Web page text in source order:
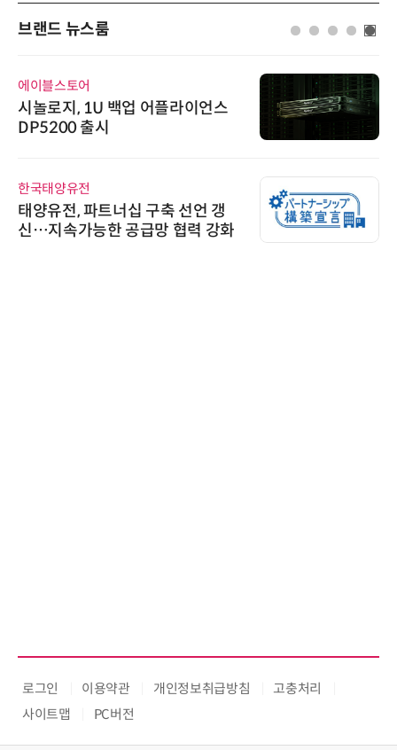
브랜드 뉴스룸
에이블스토어
시놀로지, 1U 백업 어플라이언스
DP5200 출시
한국태양유전
태양유전, 파트너십 구축 선언 갱
신…지속가능한 공급망 협력 강화
로그인 이용약관 개인정보취급방침
고충처리
사이트맵
PC버전